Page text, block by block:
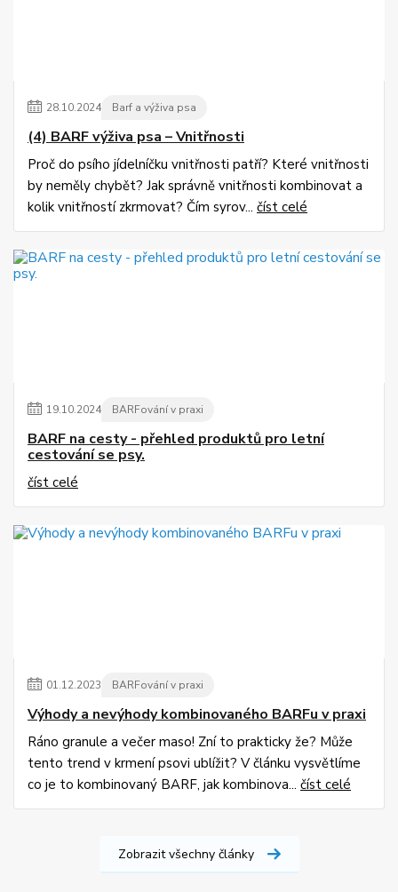
28.10.2024 Barf a výživa psa
(4) BARF výživa psa – Vnitřnosti
Proč do psího jídelníčku vnitřnosti patří? Které vnitřnosti
by neměly chybět? Jak správně vnitřnosti kombinovat a
kolik vnitřností zkrmovat? Čím syrov... číst celé
19.10.2024 BARFování v praxi
BARF na cesty - přehled produktů pro letní
cestování se psy.
číst celé
01.12.2023 BARFování v praxi
Výhody a nevýhody kombinovaného BARFu v praxi
Ráno granule a večer maso! Zní to prakticky že? Může
tento trend v krmení psovi ublížit? V článku vysvětlíme
co je to kombinovaný BARF, jak kombinova... číst celé
Zobrazit všechny články